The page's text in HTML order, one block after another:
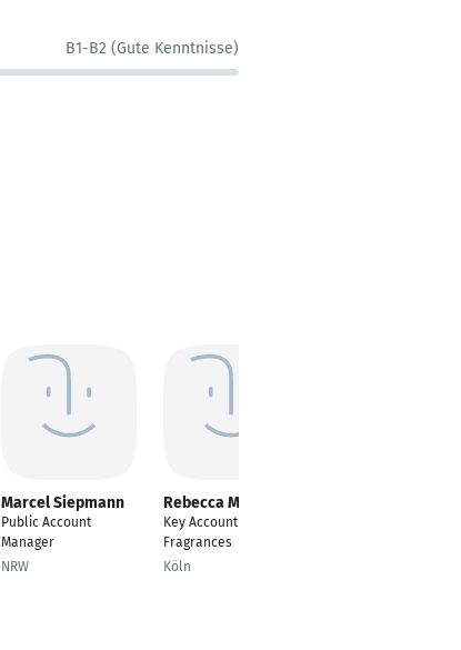
B1-B2 (Gute Kenntnisse)
Marcel Siepmann
Public Account
Manager
NRW
Rebecca Marondel
Key Account Manager
Fragrances
Köln